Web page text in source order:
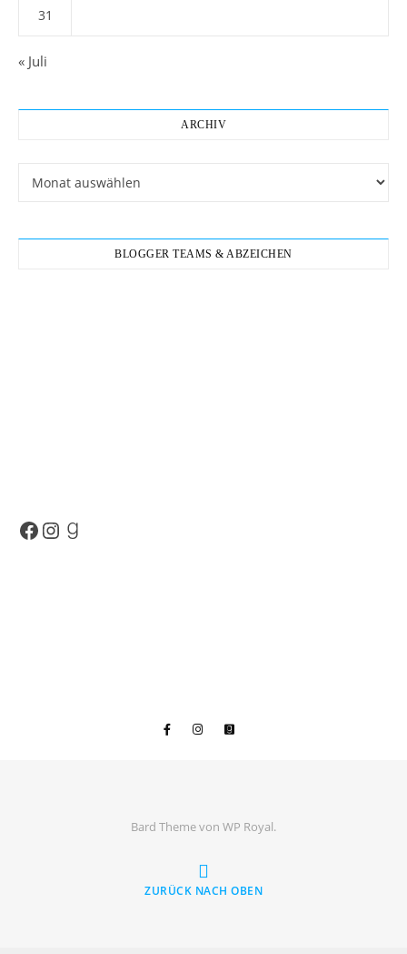
31
« Juli
ARCHIV
BLOGGER TEAMS & ABZEICHEN
Facebook
Instagram
Goodreads
Bard Theme von WP Royal.
ZURÜCK NACH OBEN